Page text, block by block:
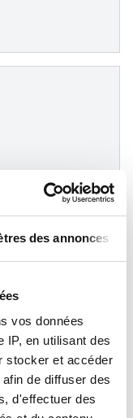
des annonces
vos données
IP, en utilisant des
stocker et accéder
de diffuser des
d'effectuer des